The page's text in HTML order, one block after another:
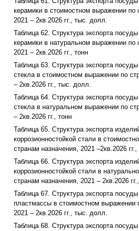
керамики в стоимостном выражении по
2021 – 2кв.2026 гг., тыс. долл.
Таблица 62. Структура экспорта
керамики в натуральном выражении по
2021 – 2кв.2026 гг., тонн
Таблица 63. Структура экспорта
стекла в стоимостном выражении по
– 2кв.2026 гг., тыс. долл.
Таблица 64. Структура экспорта
стекла в натуральном выражении по
– 2кв.2026 гг., тонн
Таблица 65. Структура экспорта
коррозионностойкой стали в
странам назначения, 2021 –2кв.2026
Таблица 66. Структура экспорта
коррозионностойкой стали в
странам назначения, 2021 – 2кв.2026
Таблица 67. Структура экспорта
пластмассы в стоимостном выражении
2021 – 2кв.2026 гг., тыс. долл.
Таблица 68. Структура экспорта